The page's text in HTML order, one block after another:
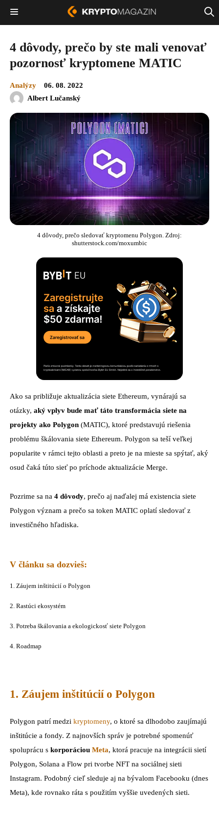
4 dôvody, prečo by ste mali venovať
pozornosť kryptomene MATIC
Analýzy
06. 08. 2022
Albert Lučanský
4 dôvody, prečo sledovať kryptomenu Polygon. Zdroj:
shutterstock.com/moxumbic
Ako sa približuje aktualizácia siete Ethereum, vynárajú sa
otázky, aký vplyv bude mať táto transformácia siete na
projekty ako Polygon (MATIC), ktoré predstavujú riešenia
problému škálovania siete Ethereum. Polygon sa teší veľkej
popularite v rámci tejto oblasti a preto je na mieste sa spýtať, aký
osud čaká túto sieť po príchode aktualizácie Merge.
Pozrime sa na 4 dôvody, prečo aj naďalej má existencia siete
Polygon význam a prečo sa token MATIC oplatí sledovať z
investičného hľadiska.
V článku sa dozvieš:
1. Záujem inštitúcií o Polygon
2. Rastúci ekosystém
3. Potreba škálovania a ekologickosť siete Polygon
4. Roadmap
1. Záujem inštitúcií o Polygon
Polygon patrí medzi kryptomeny, o ktoré sa dlhodobo zaujímajú
inštitúcie a fondy. Z najnovších správ je potrebné spomenúť
spoluprácu s korporáciou Meta, ktorá pracuje na integrácii sietí
Polygon, Solana a Flow pri tvorbe NFT na sociálnej sieti
Instagram. Podobný cieľ sleduje aj na bývalom Facebooku (dnes
Meta), kde rovnako ráta s použitím vyššie uvedených sieti.